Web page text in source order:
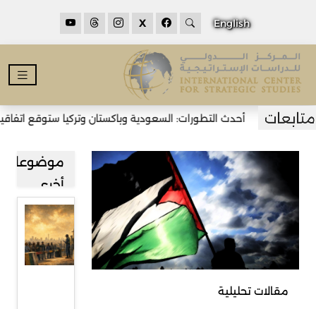
English
X
أحدث التطورات: السعودية وباكستان وتركيا ستوقع اتفاقية
مقالات تحليلية
موضوعات
أخرى
قراءة في
صعود
حركة